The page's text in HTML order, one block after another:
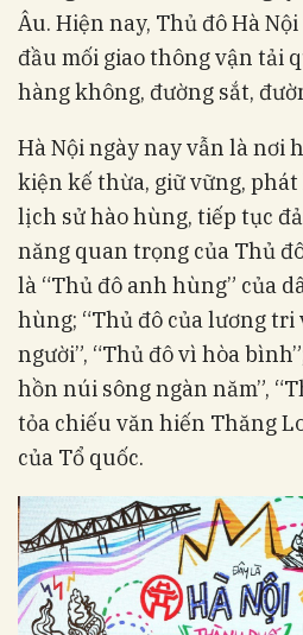
Âu. Hiện nay, Thủ đô Hà
đầu mối giao thông vận tải
hàng không, đường sắt,
Hà Nội ngày nay vẫn là nơi
kiện kế thừa, giữ vững,
lịch sử hào hùng, tiếp tục
năng quan trọng của Thủ
là “Thủ đô anh hùng” của
hùng; “Thủ đô của lương tri
người”, “Thủ đô vì hòa
hồn núi sông ngàn năm”,
tỏa chiếu văn hiến Thăng
của Tổ quốc.